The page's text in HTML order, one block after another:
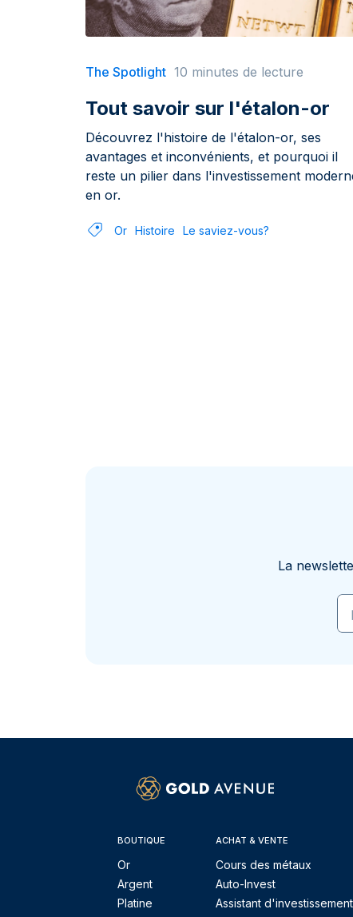
The Spotlight 10 minutes de lecture
Tout savoir sur l'étalon-or
Découvrez l'histoire de l'étalon-or, ses
avantages et inconvénients, et pourquoi il
reste un pilier dans l'investissement
en or.
Or Histoire Le saviez-vous?
La
BOUTIQUE
Or
Argent
Platine
ACHAT & VENTE
Cours des métaux
Auto-Invest
Assistant d'investissement